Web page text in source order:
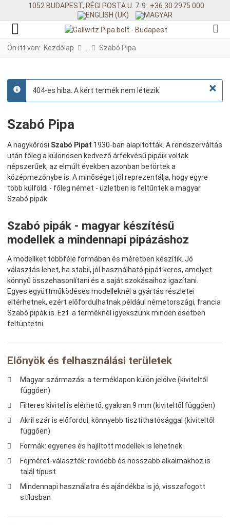
1052 BUDAPEST, RÉGI POSTA U. 7-9. +36 30 2975 000
Ön itt van: Kezdőlap Szabó Pipa
×
info
404-es hiba. A kért termék nem létezik.
Szabó Pipa
A nagykőrösi Szabó Pipát 1930-ban alapították. A rendszerváltás
után főleg a különösen kedvező árfekvésű pipáik voltak
népszerűek, az elmúlt években azonban betörtek a
középmezőnybe is. A minőséget jól reprezentálja, hogy egyre
több külföldi - főleg német - üzletben is feltűntek a magyar
Szabó pipák.
Szabó pipák - magyar készítésű
modellek a mindennapi pipázáshoz
A modellket többféle formában és méretben készítik. Jó
választás lehet, ha stabil, jól használható pipát keres, amelyet
könnyű összehasonlítani és a saját szokásaihoz igazítani.
Egyes együttműködéses modelleknél a gyártás részletei
eltérhetnek, ezért előfordulhatnak például németországi, francia
Szabó pipák is. Ezt a terméknél igyekszünk minden esetben
feltüntetni.
Előnyök és felhasználási területek
Magyar származás: a terméklapon külön jelölve (kiviteltől
függően)
Filteres kivitel is elérhető, gyakran 9 mm (kiviteltől függően)
Akril szár is előfordul, könnyebb tisztíthatósággal (kiviteltől
függően)
Formák: egyenes és hajlított modellek is lehetnek
Fejméret-választék: rövidebb és hosszabb alkalmakhoz is
talál típust
Mindennapi használatra és ajándékba is jó, visszafogott
stílusban